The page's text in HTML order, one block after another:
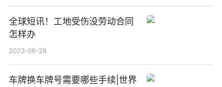
全球短讯！工地受伤没劳动合同
怎样办
2023-06-28
车牌换车牌号需要哪些手续|世界